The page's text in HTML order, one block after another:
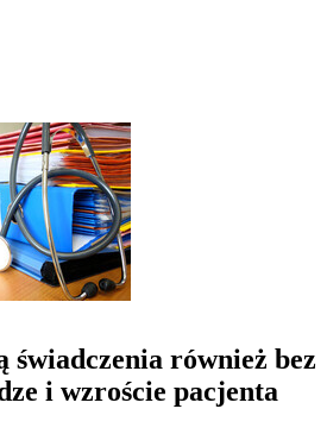
świadczenia również bez
i wzroście pacjenta